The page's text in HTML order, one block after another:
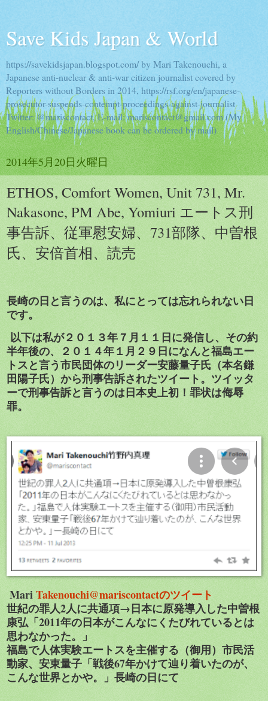
Save Kids Japan & World
https://savekidsjapan.blogspot.com/ by Mari Takenouchi, a
Japanese anti-nuclear & anti-war citizen journalist covered by
Reporters without Borders in 2014, https://rsf.org/en/japanese-
prosecutor-suspends-contempt-proceedings-against-journalist
Twitter: @mariscontact, E-mail: mariscontact@gmail.com (My
English/Chinese/Japanese book can be ordered by mail)
2014年5月20日火曜日
ETHOS, Comfort Women, Unit 731, Mr.
Nakasone, PM Abe, Yomiuri エートス刑
事告訴、従軍慰安婦、731部隊、中曽根
氏、安倍首相、読売
長崎の日と言うのは、私にとっては忘れられない日
です。
以下は私が２０１３年７月１１日に発信し、その約
半年後の、２０１４年１月２９日になんと福島エー
トスと言う市民団体のリーダー安藤量子氏（本名鎌
田陽子氏）から刑事告訴されたツイート。ツイッタ
ーで刑事告訴と言うのは日本史上初！罪状は侮辱
罪。
MariTakenouchi@mariscontactのツイート
世紀の罪人2人に共通項→日本に原発導入した中曽根
康弘「2011年の日本がこんなにくたびれているとは
思わなかった。」
福島で人体実験エートスを主催する（御用）市民活
動家、安東量子「戦後67年かけて辿り着いたのが、
こんな世界とかや。」長崎の日にて